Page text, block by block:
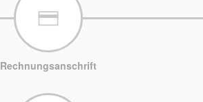
Rechnungsanschrift